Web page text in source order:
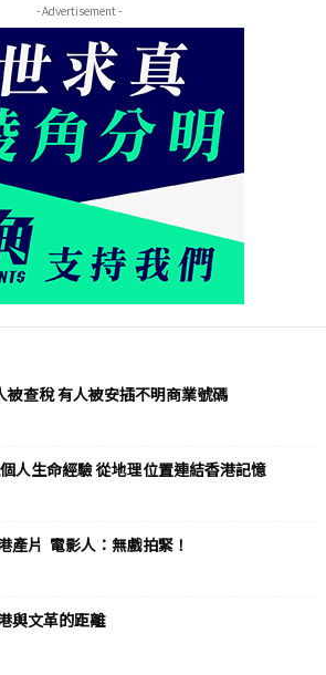
- Advertisement -
查稅 有人被安插不明商業號碼
人生命經驗 從地理位置連結香港記憶
產片 電影人：無戲拍緊！
與文革的距離